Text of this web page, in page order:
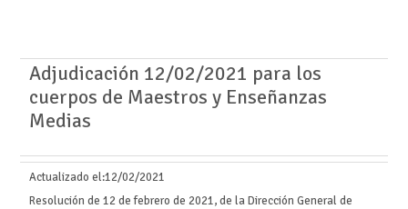
Adjudicación 12/02/2021 para los
cuerpos de Maestros y Enseñanzas
Medias
Actualizado el:12/02/2021
Resolución de 12 de febrero de 2021, de la Dirección General de